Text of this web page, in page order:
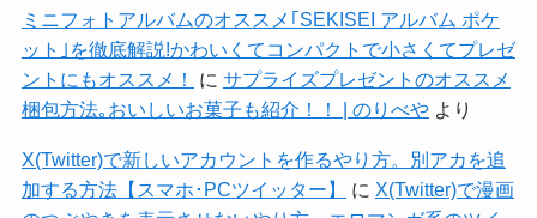
ミニフォトアルバムのオススメ｢SEKISEI アルバム ポケ
ット｣を徹底解説!かわいくてコンパクトで小さくてプレゼ
ントにもオススメ！
に サプライズプレゼントのオススメ
梱包方法｡おいしいお菓子も紹介！！ | のりべやより
X(Twitter)で新しいアカウントを作るやり方。別アカを追
加する方法【スマホ･PCツイッター】
に X(Twitter)で漫画